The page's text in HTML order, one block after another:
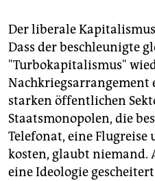
Der liberale
Dass der beschleunigte
"Turbokapitalismus"
Nachkriegsarrangement
starken öffentlichen
Staatsmonopolen, die
Telefonat, eine Flugreise
kosten, glaubt niemand.
eine Ideologie